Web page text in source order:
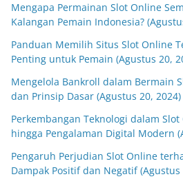
Mengapa Permainan Slot Online
Kalangan Pemain Indonesia?
Panduan Memilih Situs Slot Online
Penting untuk Pemain (Agustus 20,
Mengelola Bankroll dalam Bermain
dan Prinsip Dasar (Agustus 20, 2024)
Perkembangan Teknologi dalam
hingga Pengalaman Digital Modern
Pengaruh Perjudian Slot Online
Dampak Positif dan Negatif (Agustus